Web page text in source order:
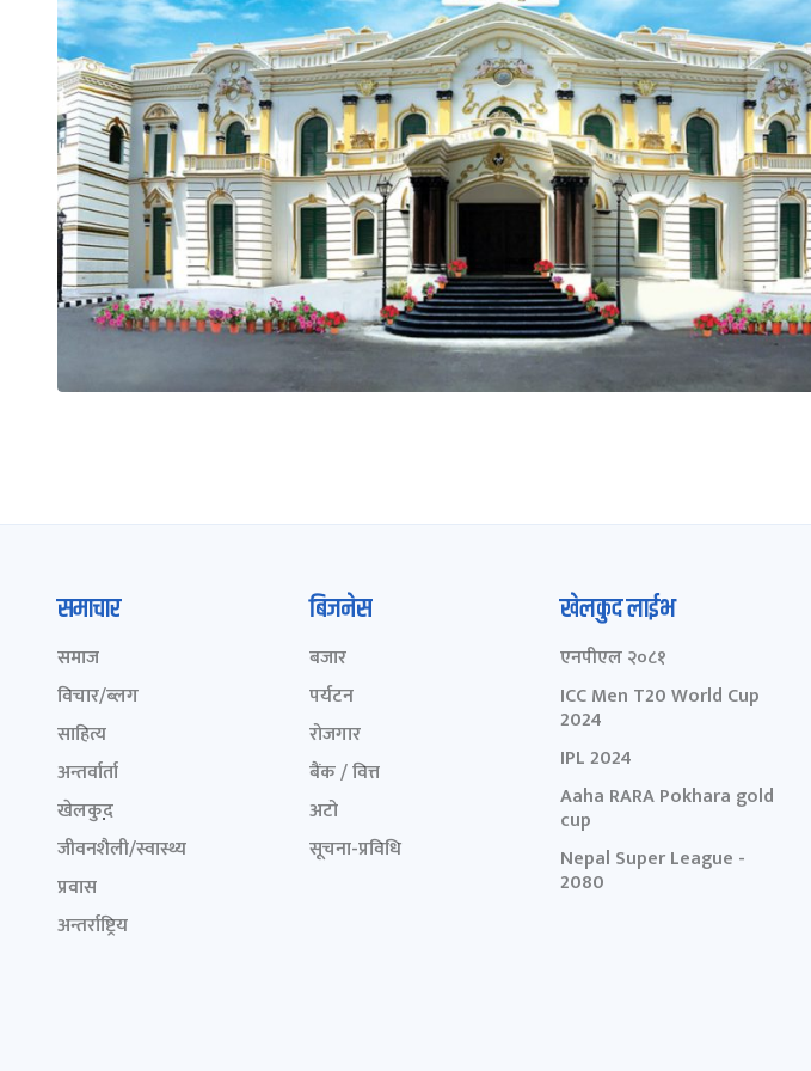
समाचार
समाज
विचार/ब्लग
साहित्य
अन्तर्वार्ता
खेलकुद़़
जीवनशैली/स्वास्थ्य
प्रवास
अन्तर्राष्ट्रिय
बिजनेस
बजार
पर्यटन
रोजगार
बैंक / वित्त
अटो
सूचना-प्रविधि
खेलकुद लाईभ
एनपीएल २०८१
ICC Men T20 World Cup
2024
IPL 2024
Aaha RARA Pokhara gold
cup
Nepal Super League -
2080